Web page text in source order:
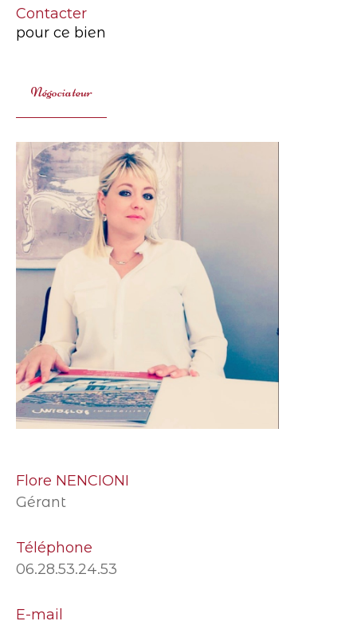
Contacter
pour ce bien
Négociateur
Flore NENCIONI
Gérant
Téléphone
06.28.53.24.53
E-mail